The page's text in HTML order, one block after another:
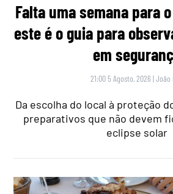
Falta uma semana para
este é o guia para
em
21:00 5 Agosto, 2026 |João
Da escolha do local à proteção
preparativos que não devem
eclipse solar